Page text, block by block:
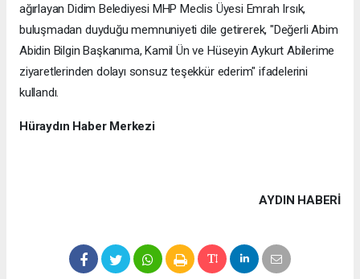
ağırlayan Didim Belediyesi MHP Meclis Üyesi Emrah Irsık,
buluşmadan duyduğu memnuniyeti dile getirerek, "Değerli Abim
Abidin Bilgin Başkanıma, Kamil Ün ve Hüseyin Aykurt Abilerime
ziyaretlerinden dolayı sonsuz teşekkür ederim" ifadelerini
kullandı.
Hüraydın Haber Merkezi
AYDIN HABERİ